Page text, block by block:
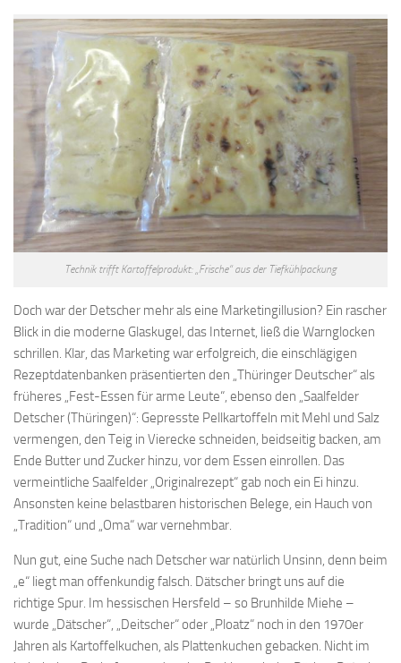
Technik trifft Kartoffelprodukt: „Frische“ aus der Tiefkühlpackung
Doch war der Detscher mehr als eine Marketingillusion? Ein rascher
Blick in die moderne Glaskugel, das Internet, ließ die Warnglocken
schrillen. Klar, das Marketing war erfolgreich, die einschlägigen
Rezeptdatenbanken präsentierten den „Thüringer Deutscher“ als
früheres „Fest-Essen für arme Leute“, ebenso den „Saalfelder
Detscher (Thüringen)“: Gepresste Pellkartoffeln mit Mehl und Salz
vermengen, den Teig in Vierecke schneiden, beidseitig backen, am
Ende Butter und Zucker hinzu, vor dem Essen einrollen. Das
vermeintliche Saalfelder „Originalrezept“ gab noch ein Ei hinzu.
Ansonsten keine belastbaren historischen Belege, ein Hauch von
„Tradition“ und „Oma“ war vernehmbar.
Nun gut, eine Suche nach Detscher war natürlich Unsinn, denn beim
„e“ liegt man offenkundig falsch. Dätscher bringt uns auf die
richtige Spur. Im hessischen Hersfeld – so Brunhilde Miehe –
wurde „Dätscher“, „Deitscher“ oder „Ploatz“ noch in den 1970er
Jahren als Kartoffelkuchen, als Plattenkuchen gebacken. Nicht im